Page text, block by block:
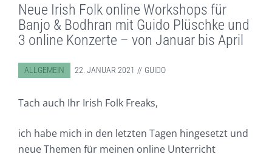
Neue Irish Folk online Workshops für
Banjo & Bodhran mit Guido Plüschke und
3 online Konzerte – von Januar bis April
ABGELEGT IN:
ALLGEMEIN 22. JANUAR 2021 GUIDO
Tach auch Ihr Irish Folk Freaks,
ich habe mich in den letzten Tagen hingesetzt und
neue Themen für meinen online Unterricht